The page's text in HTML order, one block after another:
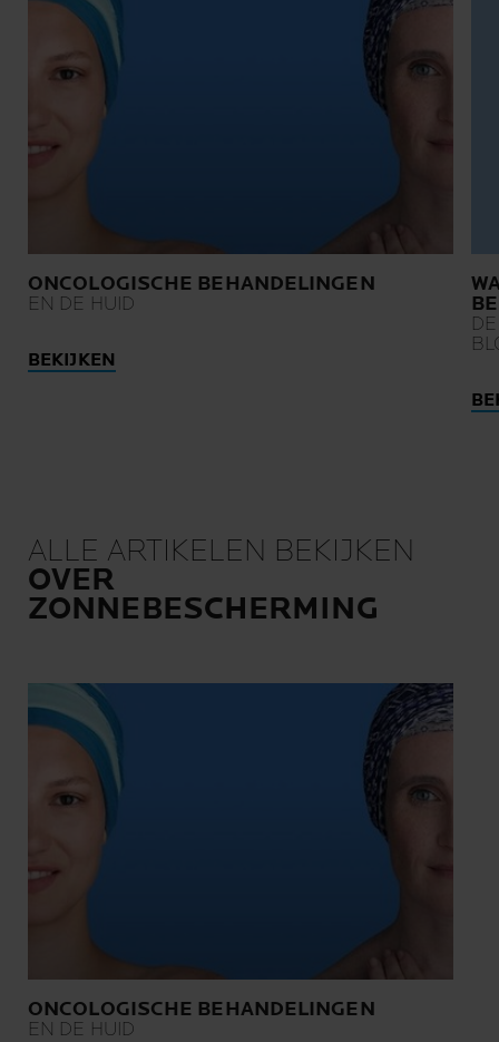
ONCOLOGISCHE BEHANDELINGEN
EN DE HUID
BEKIJKEN
ALLE ARTIKELEN BEKIJKEN
OVER
ZONNEBESCHERMING
ONCOLOGISCHE BEHANDELINGEN
EN DE HUID